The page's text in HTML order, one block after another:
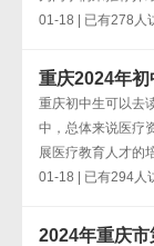
01-18 | 已有278人
重庆2024年
重庆初中生可以去
中，总体来说医疗
展医疗教育人才的
01-18 | 已有294人
2024年重庆